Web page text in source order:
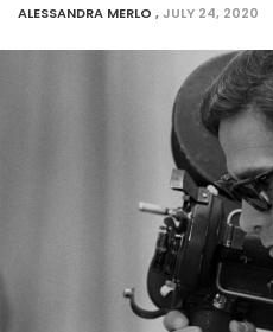
ALESSANDRA MERLO ,JULY 24, 2020